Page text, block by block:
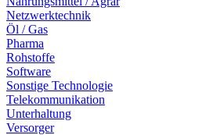
Netzwerktechnik
Öl / Gas
Pharma
Rohstoffe
Software
Sonstige Technologie
Telekommunikation
Unterhaltung
Versorger